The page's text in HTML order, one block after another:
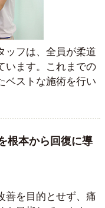
ッフは、全員が柔道
います。これまでの
ベストな施術を行い
根本から回復に導
善を目的とせず、痛